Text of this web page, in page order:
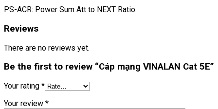
PS-ACR: Power Sum Att to NEXT Ratio:
Reviews
There are no reviews yet.
Be the first to review “Cáp mạng VINALAN Cat 5E”
Your rating *
Your review *